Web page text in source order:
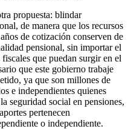
propuesta: blindar
de manera que los recursos
de cotización conserven de
pensional, sin importar el
que puedan surgir en el
que este gobierno trabaje
ya que son millones de
e independientes quienes
seguridad social en pensiones,
pertenecen
o independiente.